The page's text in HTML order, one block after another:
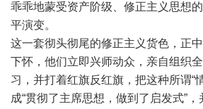
乖乖地蒙受资产阶级、修正主义思想
平演变。
这一套彻头彻尾的修正主义货色，正
下怀，他们立即兴师动众，亲自组织
习，并打着红旗反红旗，把这种所谓“
成“贯彻了主席思想，做到了启发式”